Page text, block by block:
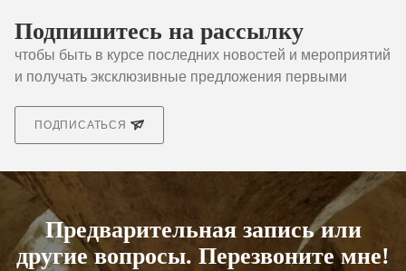
Подпишитесь на рассылку
чтобы быть в курсе последних новостей и мероприятий
и получать эксклюзивные предложения первыми
ПОДПИСАТЬСЯ
Предварительная запись или
другие вопросы. Перезвоните мне!